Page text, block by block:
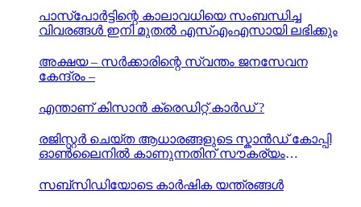
പാസ്‌പോര്‍ട്ടിന്റെ കാലാവധിയെ സംബന്ധിച്ച
വിവരങ്ങള്‍ ഇനി മുതല്‍ എസ്എംഎസായി ലഭിക്കും
അക്ഷയ – സർക്കാരിന്റെ സ്വന്തം ജനസേവന
കേന്ദ്രം –
എന്താണ് കിസാൻ ക്രെഡിറ്റ് കാർഡ് ?
രജിസ്റ്റര്‍ ചെയ്ത ആധാരങ്ങളുടെ സ്കാന്‍ഡ് കോപ്പി
ഓണ്‍ലൈനില്‍ കാണുന്നതിന് സൗകര്യം
സബ്സിഡിയോടെ കാർഷിക യന്ത്രങ്ങൾ